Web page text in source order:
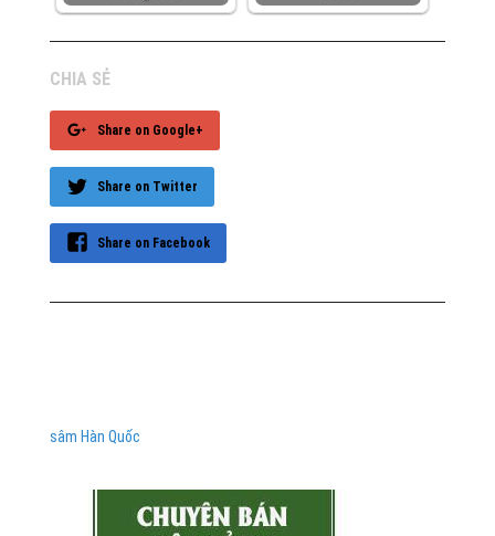
CHIA SẺ
Share on Google+
Share on Twitter
Share on Facebook
sâm Hàn Quốc